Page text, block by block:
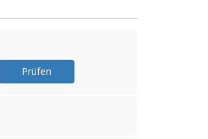
Prüfen